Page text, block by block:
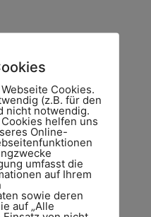
Gold
Cookies.
(z.B. für den
nicht notwendig.
helfen uns
Online-
umfasst die
auf Ihrem
sowie deren
auf „Alle